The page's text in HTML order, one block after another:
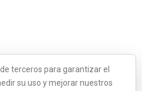
terceros para garantizar el
su uso y mejorar nuestros